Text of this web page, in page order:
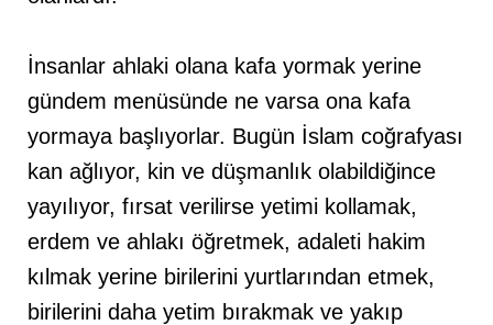
İnsanlar ahlaki olana kafa yormak yerine
gündem menüsünde ne varsa ona kafa
yormaya başlıyorlar. Bugün İslam coğrafyası
kan ağlıyor, kin ve düşmanlık olabildiğince
yayılıyor, fırsat verilirse yetimi kollamak,
erdem ve ahlakı öğretmek, adaleti hakim
kılmak yerine birilerini yurtlarından etmek,
birilerini daha yetim bırakmak ve yakıp